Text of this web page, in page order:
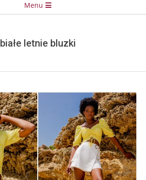
Menu
białe letnie bluzki